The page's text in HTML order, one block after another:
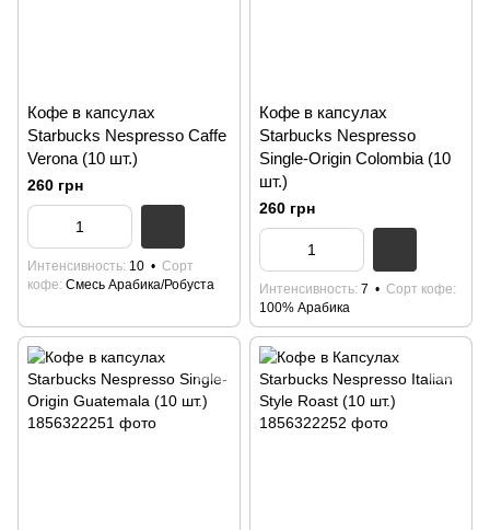
Кофе в капсулах
Starbucks Nespresso Caffe
Verona (10 шт.)
260 грн
Интенсивность 10
Сорт
кофе Смесь Арабика/Робуста
Кофе в капсулах
Starbucks Nespresso
Single-Origin Colombia (10
шт.)
260 грн
Интенсивность 7
Сорт кофе
100% Арабика